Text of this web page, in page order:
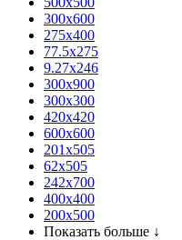
300x600
275x400
77.5х275
9.27x246
300x900
300x300
420х420
600х600
201х505
62х505
242х700
400х400
200х500
Показать больше ↓